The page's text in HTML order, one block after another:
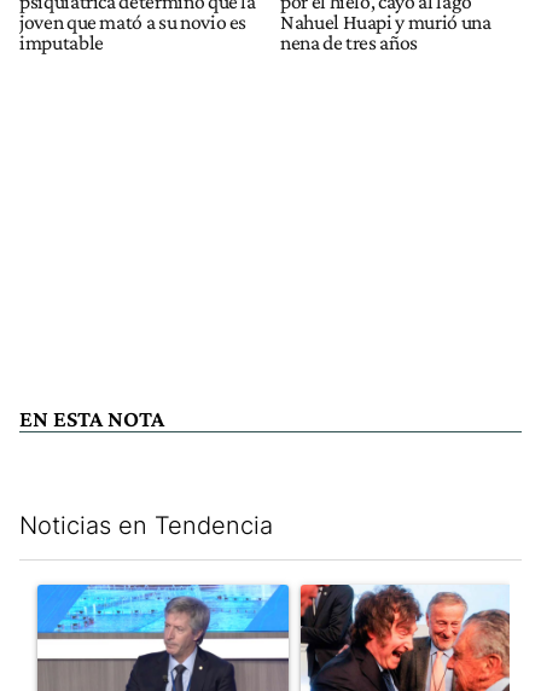
joven que mató a su novio es
imputable
Nahuel Huapi y murió una
nena de tres años
EN ESTA NOTA
Noticias en Tendencia
Un artículo de tendencia con el título "El Banco Central no
Un artículo de tendencia con